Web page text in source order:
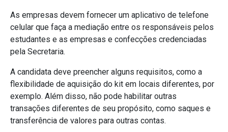
As empresas devem fornecer um aplicativo de telefone
celular que faça a mediação entre os responsáveis pelos
estudantes e as empresas e confecções credenciadas
pela Secretaria.
A candidata deve preencher alguns requisitos, como a
flexibilidade de aquisição do kit em locais diferentes, por
exemplo. Além disso, não pode habilitar outras
transações diferentes de seu propósito, como saques e
transferência de valores para outras contas.